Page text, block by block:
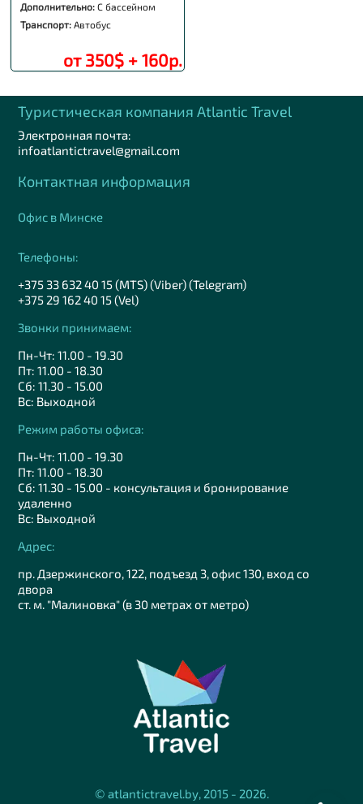
Дополнительно: С бассейном
Транспорт: Автобус
от 350$ + 160р.
Туристическая компания Аtlantic Travel
Электронная почта:
infoatlantictravel@gmail.com
Контактная информация
Офис в Минске
Телефоны:
+375 33 632 40 15 (MTS) (Viber) (Telegram)
+375 29 162 40 15 (Vel)
Звонки принимаем:
Пн-Чт: 11.00 - 19.30
Пт: 11.00 - 18.30
Сб: 11.30 - 15.00
Вс: Выходной
Режим работы офиса:
Пн-Чт: 11.00 - 19.30
Пт: 11.00 - 18.30
Сб: 11.30 - 15.00 - консультация и бронирование
удаленно
Вс: Выходной
Адрес:
пр. Дзержинского, 122, подъезд 3, офис 130, вход со
двора
ст. м. "Малиновка" (в 30 метрах от метро)
© atlantictravel.by, 2015 - 2026.